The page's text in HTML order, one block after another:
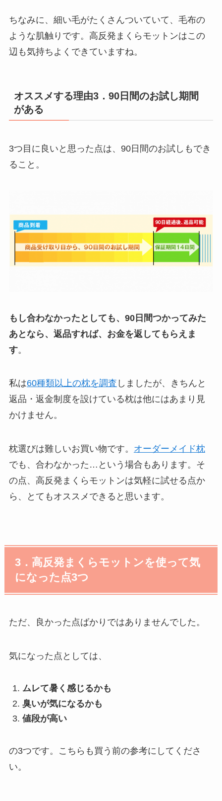
ちなみに、細い毛がたくさんついていて、毛布の
ような肌触りです。高反発まくらモットンはこの
辺も気持ちよくできていますね。
オススメする理由3．90日間のお試し期間
がある
3つ目に良いと思った点は、90日間のお試しもでき
ること。
もし合わなかったとしても、90日間つかってみた
あとなら、返品すれば、お金を返してもらえま
す。
私は60種類以上の枕を調査 しましたが、きちんと
返品・返金制度を設けている枕は他にはあまり見
かけません。
枕選びは難しいお買い物です。 オーダーメイド枕
でも、合わなかった…という場合もあります。そ
の点、高反発まくらモットンは気軽に試せる点か
ら、とてもオススメできると思います。
3．高反発まくらモットンを使って気
になった点3つ
ただ、良かった点ばかりではありませんでした。
気になった点としては、
ムレて暑く感じるかも
臭いが気になるかも
値段が高い
の3つです。こちらも買う前の参考にしてくださ
い。